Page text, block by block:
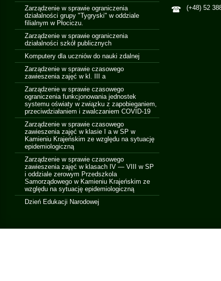
Zarządzenie w sprawie ograniczenia
działalności grupy "Tygryski" w oddziale
filialnym w Płociczu.
Zarządzenie w sprawie ograniczenia
działalności szkół publicznych
Komputery dla uczniów do nauki zdalnej
Zarządzenie w sprawie czasowego
zawieszenia zajęć w kl. III a
Zarządzenie w sprawie czasowego
ograniczenia funkcjonowania jednostek
systemu oświaty w związku z zapobieganiem,
przeciwdziałaniem i zwalczaniem COVID-19
Zarządzenie w sprawie czasowego
zawieszenia zajęć w klasie I a w SP w
Kamieniu Krajeńskim ze względu na sytuację
epidemiologiczną
Zarządzenie w sprawie czasowego
zawieszenia zajęć w klasach IV — VIII w SP
i oddziale zerowym Przedszkola
Samorządowego w Kamieniu Krajeńskim ze
względu na sytuację epidemiologiczną
Dzień Edukacji Narodowej
(+48) 52